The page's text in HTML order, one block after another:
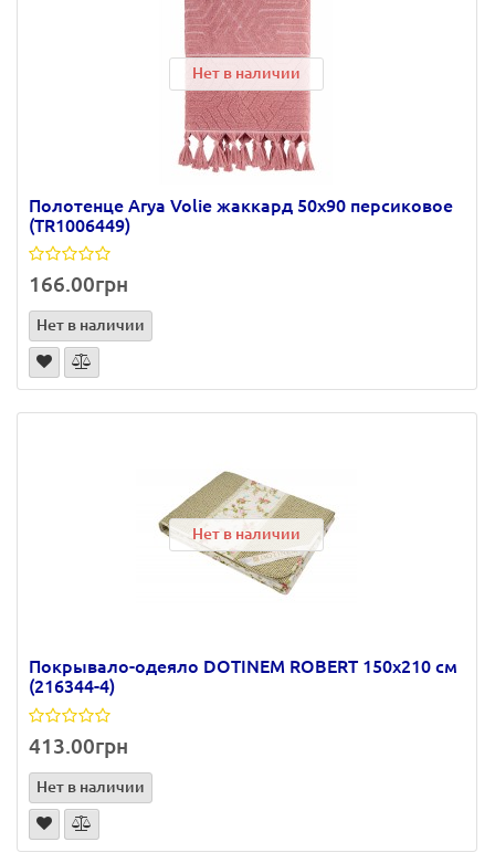
Нет в наличии
Полотенце Arya Volie жаккард 50х90 персиковое
(TR1006449)
166.00грн
Нет в наличии
Нет в наличии
Покрывало-одеяло DOTINEM ROBERT 150х210 см
(216344-4)
413.00грн
Нет в наличии